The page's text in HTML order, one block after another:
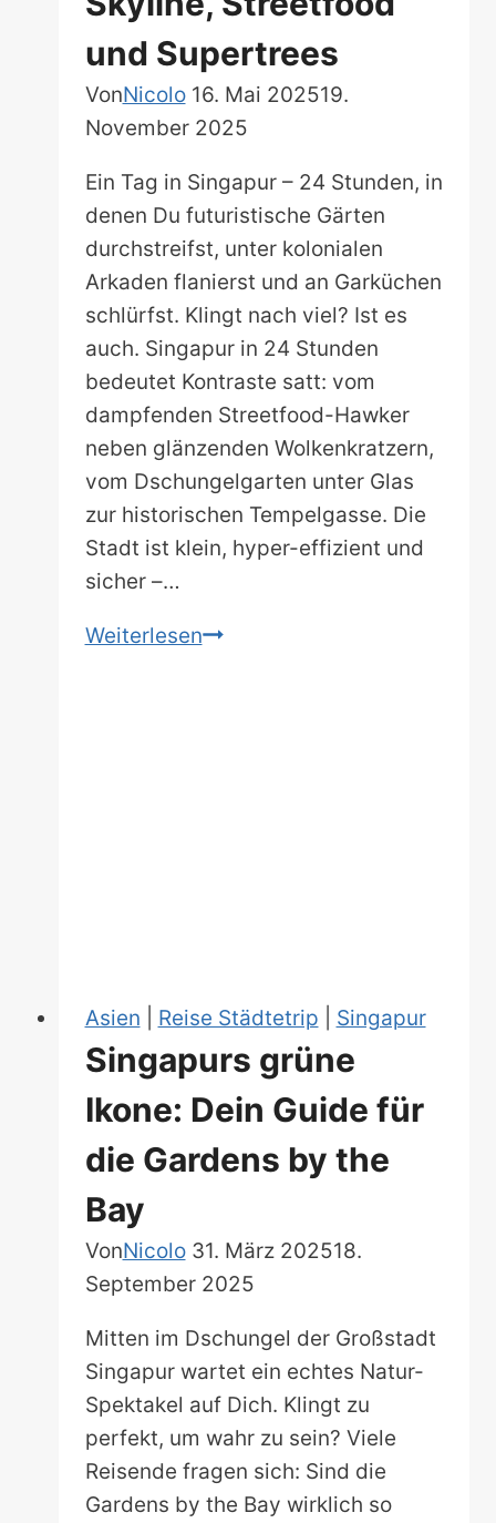
und Supertrees
VonNicolo 16. Mai 202519.
November 2025
Ein Tag in Singapur – 24 Stunden, in
denen Du futuristische Gärten
durchstreifst, unter kolonialen
Arkaden flanierst und an Garküchen
schlürfst. Klingt nach viel? Ist es
auch. Singapur in 24 Stunden
bedeutet Kontraste satt: vom
dampfenden Streetfood-Hawker
neben glänzenden Wolkenkratzern,
vom Dschungelgarten unter Glas
zur historischen Tempelgasse. Die
Stadt ist klein, hyper-effizient und
sicher –…
WeiterlesenSingapur
Asien Reise Städtetrip Singapur
Singapurs grüne
Ikone: Dein Guide für
die Gardens by the
Bay
VonNicolo 31. März 202518.
September 2025
Mitten im Dschungel der Großstadt
Singapur wartet ein echtes Natur-
Spektakel auf Dich. Klingt zu
perfekt, um wahr zu sein? Viele
Reisende fragen sich: Sind die
Gardens by the Bay wirklich so